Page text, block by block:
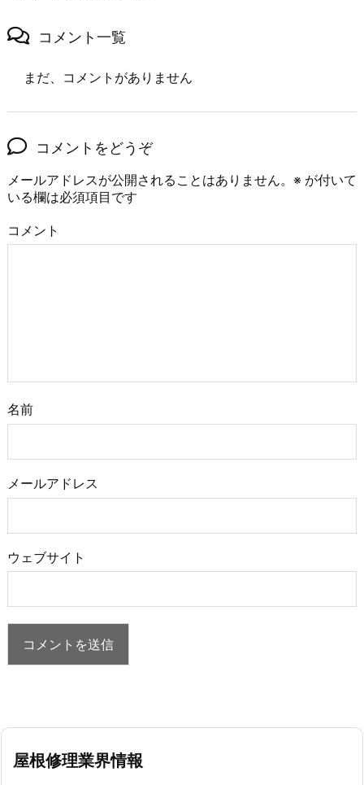
コメント一覧
まだ、コメントがありません
コメントをどうぞ
メールアドレスが公開されることはありません。 ※ が付いて
いる欄は必須項目です
コメント
名前
メールアドレス
ウェブサイト
屋根修理業界情報